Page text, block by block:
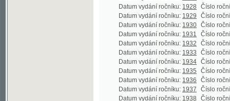
Datum vydání ročníku:1939 Číslo ročníku:57
Datum vydání ročníku:1940 Číslo ročníku: 58
Datum vydání ročníku:1941 Číslo ročníku: 59
Datum vydání ročníku:
Číslo ročníku:
Datum vydání ročníku:1943 Číslo ročníku: 61
Datum vydání ročníku:1944 Číslo ročníku:62
Datum vydání ročníku:1945 Číslo ročníku:63